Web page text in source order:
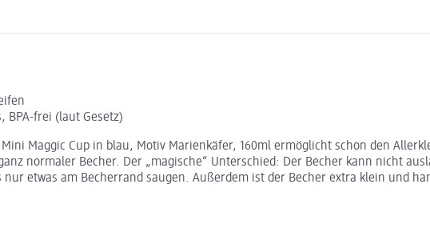
BPA-frei (laut Gesetz)
Maggic Cup in blau, Motiv Marienkäfer, 160ml ermöglicht schon den
normaler Becher. Der „magische“ Unterschied: Der Becher kann nicht
etwas am Becherrand saugen. Außerdem ist der Becher extra klein und